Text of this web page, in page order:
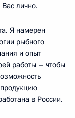
Вас лично.
Я намерен
рыбного
и опыт
работы – чтобы
в России.